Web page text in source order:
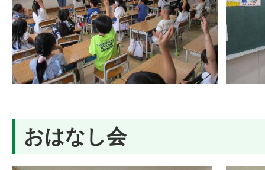
おはなし会